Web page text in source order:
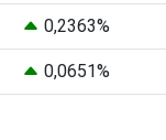
0,2363%
0,0651%